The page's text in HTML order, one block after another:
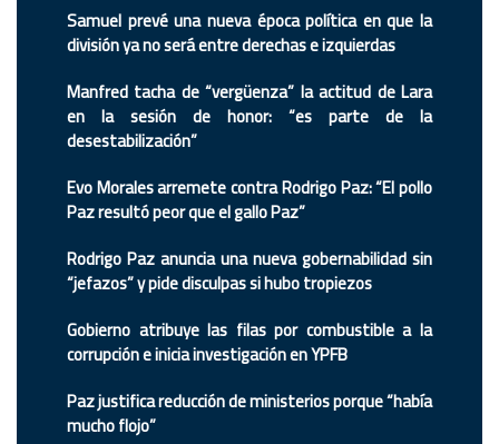
Samuel prevé una nueva época política en que la
división ya no será entre derechas e izquierdas
Manfred tacha de “vergüenza” la actitud de Lara
en la sesión de honor: “es parte de la
desestabilización”
Evo Morales arremete contra Rodrigo Paz: “El pollo
Paz resultó peor que el gallo Paz”
Rodrigo Paz anuncia una nueva gobernabilidad sin
“jefazos” y pide disculpas si hubo tropiezos
Gobierno atribuye las filas por combustible a la
corrupción e inicia investigación en YPFB
Paz justifica reducción de ministerios porque “había
mucho flojo”